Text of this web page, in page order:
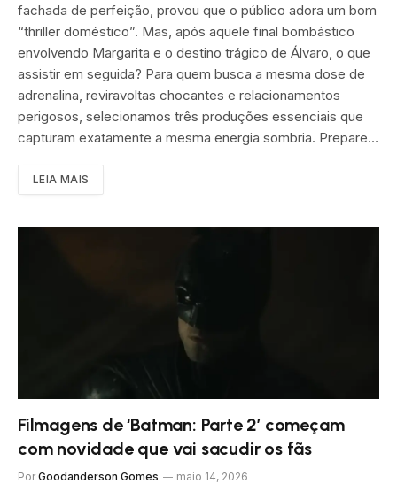
fachada de perfeição, provou que o público adora um bom
“thriller doméstico”. Mas, após aquele final bombástico
envolvendo Margarita e o destino trágico de Álvaro, o que
assistir em seguida? Para quem busca a mesma dose de
adrenalina, reviravoltas chocantes e relacionamentos
perigosos, selecionamos três produções essenciais que
capturam exatamente a mesma energia sombria. Prepare…
LEIA MAIS
Filmagens de ‘Batman: Parte 2’ começam
com novidade que vai sacudir os fãs
Por Goodanderson Gomes maio 14, 2026